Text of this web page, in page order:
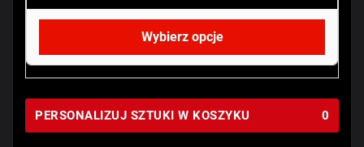
Wybierz opcje
PERSONALIZUJ SZTUKI W KOSZYKU 0